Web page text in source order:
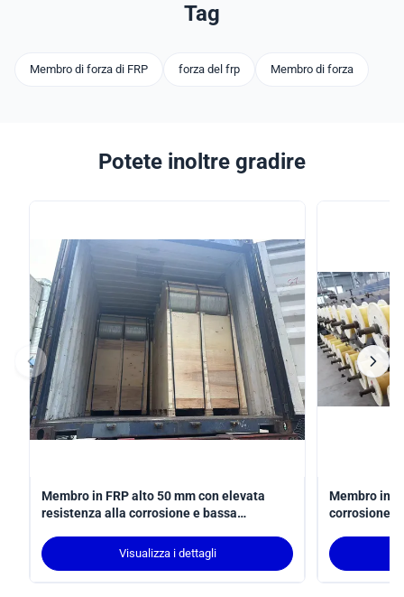
Tag
Membro di forza di FRP forza del frp Membro di forza
Potete inoltre gradire
Membro in FRP alto 50 mm con elevata
resistenza alla corrosione e bassa
duraturo
Visualizza i dettagli
Membro in
corrosione
per